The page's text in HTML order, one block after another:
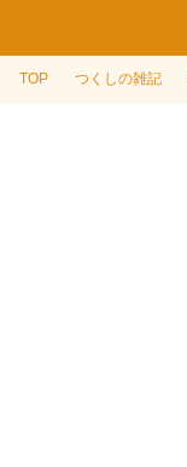
TOP つくしの雑記